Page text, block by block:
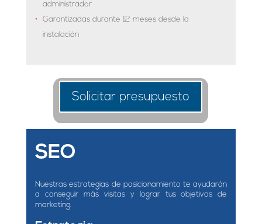
administrador
Garantizadas durante 12 meses desde la
instalación
Solicitar presupuesto
SEO
Nuestras estrategias de posicionamiento te ayudarán
a conseguir más visitas y lograr tus objetivos de
marketing.